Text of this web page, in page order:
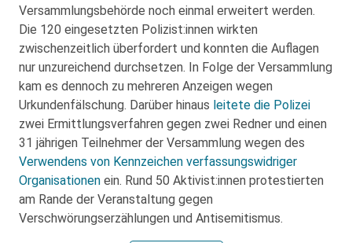
Versammlungsbehörde noch einmal erweitert werden.
Die 120 eingesetzten Polizist:innen wirkten
zwischenzeitlich überfordert und konnten die Auflagen
nur unzureichend durchsetzen. In Folge der Versammlung
kam es dennoch zu mehreren Anzeigen wegen
Urkundenfälschung. Darüber hinaus leitete die Polizei
zwei Ermittlungsverfahren gegen zwei Redner und einen
31 jährigen Teilnehmer der Versammlung wegen des
Verwendens von Kennzeichen verfassungswidriger
Organisationen ein. Rund 50 Aktivist:innen protestierten
am Rande der Veranstaltung gegen
Verschwörungserzählungen und Antisemitismus.